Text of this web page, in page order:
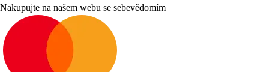
Nakupujte na našem webu se sebevědomím